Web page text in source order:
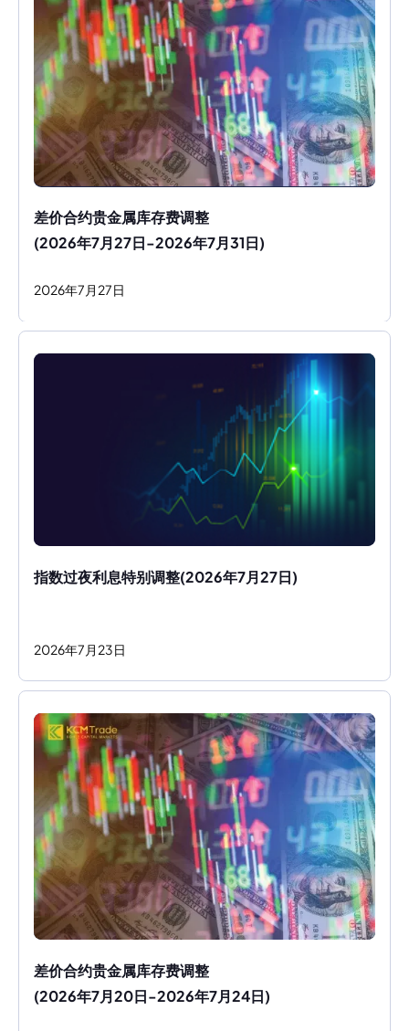
差价合约贵金属库存费调整
(2026年7月27日-2026年7月31日)
2026年7 月 27日
指数过夜利息特别调整(2026年7月27日)
2026年7 月 23日
差价合约贵金属库存费调整
(2026年7月20日-2026年7月24日)